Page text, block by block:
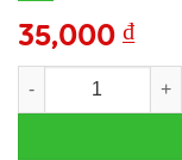
35,000 ₫
Lê Hàn Quốc Nấu